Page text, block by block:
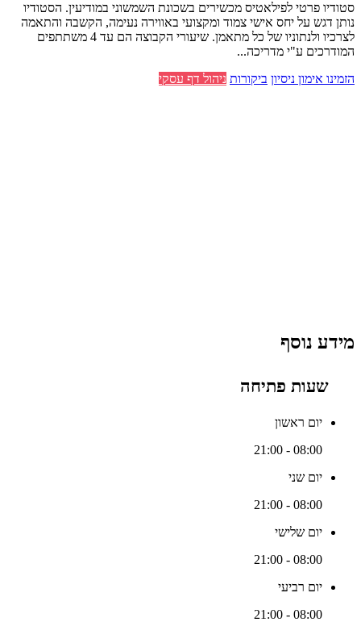
סטודיו פרטי לפילאטיס מכשירים בשכונת השמשוני במודיעין. הסטודיו
נותן דגש על יחס אישי צמוד ומקצועי באווירה נעימה, הקשבה והתאמה
לצרכיו ולנתוניו של כל מתאמן. שיעורי הקבוצה הם עד 4 משתתפים
המודרכים ע"י מדריכה...
הזמינו אימון ניסיון ביקורות ניהול דף עסקי
מידע נוסף
שעות פתיחה
יום ראשון
08:00 - 21:00
יום שני
08:00 - 21:00
יום שלישי
08:00 - 21:00
יום רביעי
08:00 - 21:00